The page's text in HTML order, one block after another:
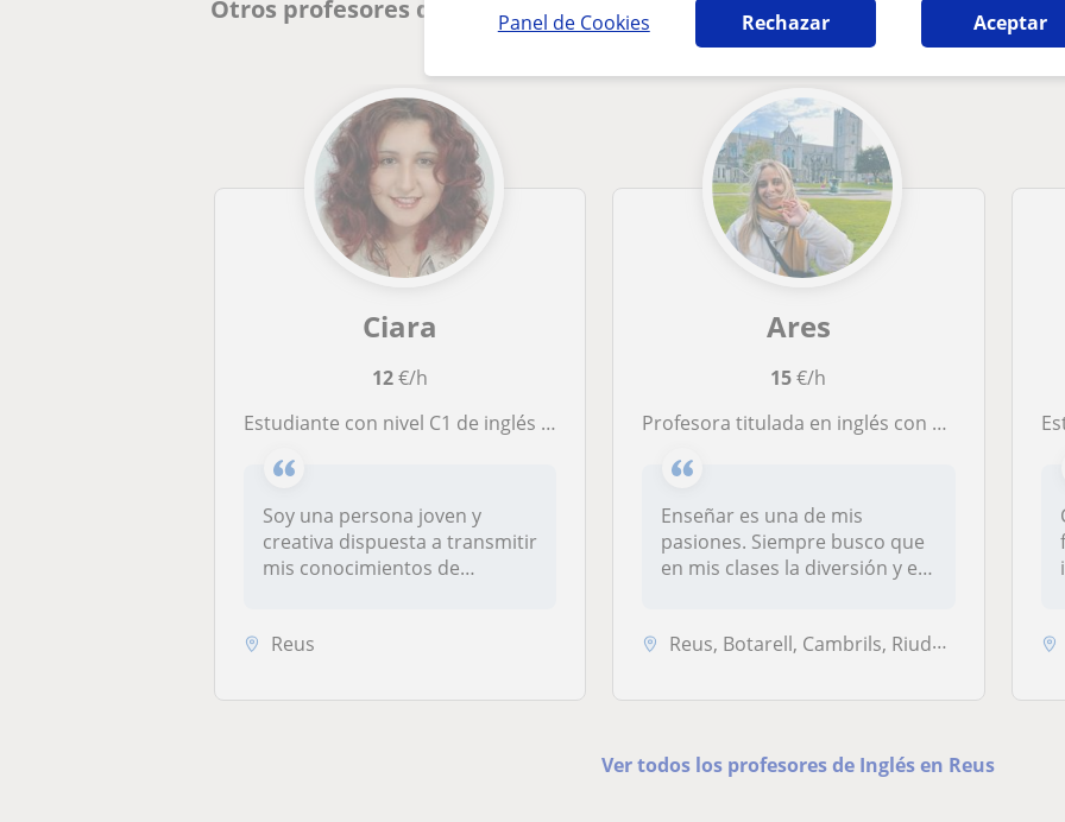
Panel de Cookies Rechazar Aceptar
Otros profesores de Inglés en Reus que pueden interesarte
Ciara
12€/h
Estudiante con nivel C1 de inglés oficial de Cambridge
Soy una persona joven y
creativa dispuesta a transmitir
mis conocimientos de
Reus
Ares
15€/h
Profesora titulada en inglés con más de 8 años de experiencia
Enseñar es una de mis
pasiones. Siempre busco que
en mis clases la diversión y el
Reus, Botarell, Cambrils, Riudoms, Salou, Vila-Seca
Ver todos los profesores de Inglés en Reus